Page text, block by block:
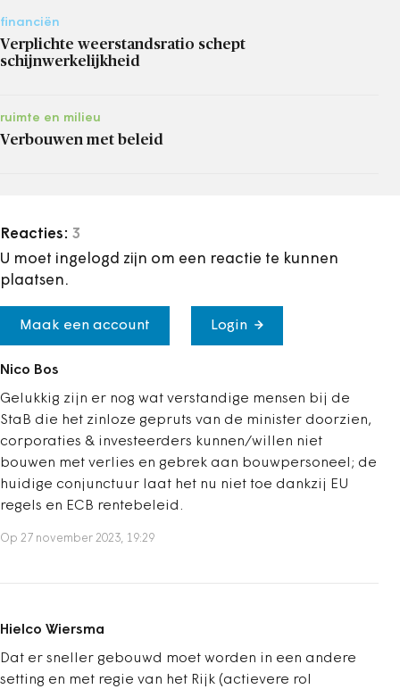
financiën
Verplichte weerstandsratio schept
schijnwerkelijkheid
ruimte en milieu
Verbouwen met beleid
Reacties: 3
U moet ingelogd zijn om een reactie te kunnen
plaatsen.
Maak een account Login
Nico Bos
Gelukkig zijn er nog wat verstandige mensen bij de
StaB die het zinloze gepruts van de minister doorzien,
corporaties & investeerders kunnen/willen niet
bouwen met verlies en gebrek aan bouwpersoneel; de
huidige conjunctuur laat het nu niet toe dankzij EU
regels en ECB rentebeleid.
Op 27 november 2023, 19:29
Hielco Wiersma
Dat er sneller gebouwd moet worden in een andere
setting en met regie van het Rijk (actievere rol